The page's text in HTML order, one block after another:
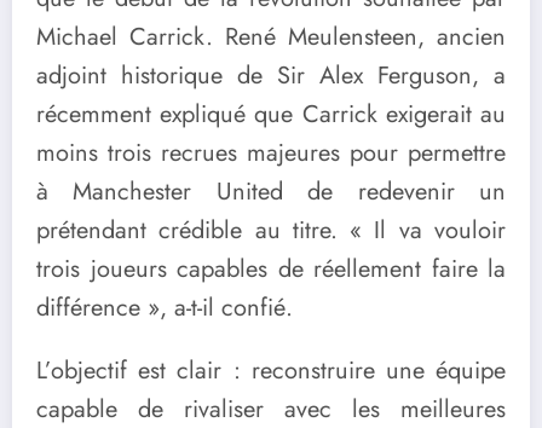
Michael Carrick. René Meulensteen, ancien
adjoint historique de Sir Alex Ferguson, a
récemment expliqué que Carrick exigerait au
moins trois recrues majeures pour permettre
à Manchester United de redevenir un
prétendant crédible au titre. « Il va vouloir
trois joueurs capables de réellement faire la
différence », a-t-il confié.
L’objectif est clair : reconstruire une équipe
capable de rivaliser avec les meilleures